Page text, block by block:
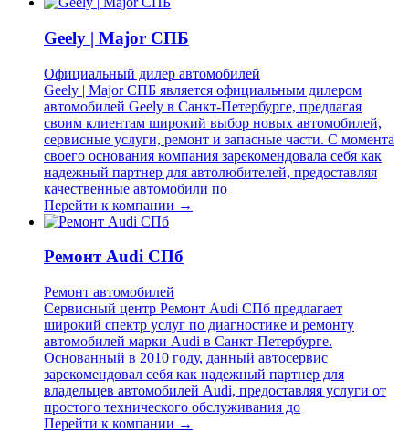
Geely | Major СПБ
Официальный дилер автомобилей
Geely | Major СПБ является официальным дилером
автомобилей Geely в Санкт-Петербурге, предлагая
своим клиентам широкий выбор новых автомобилей,
сервисные услуги, ремонт и запасные части. С момента
своего основания компания зарекомендовала себя как
надежный партнер для автолюбителей, предоставляя
качественные автомобили по
Перейти к компании →
Ремонт Audi СПб
Ремонт автомобилей
Сервисный центр Ремонт Audi СПб предлагает
широкий спектр услуг по диагностике и ремонту
автомобилей марки Audi в Санкт-Петербурге.
Основанный в 2010 году, данный автосервис
зарекомендовал себя как надежный партнер для
владельцев автомобилей Audi, предоставляя услуги от
простого технического обслуживания до
Перейти к компании →